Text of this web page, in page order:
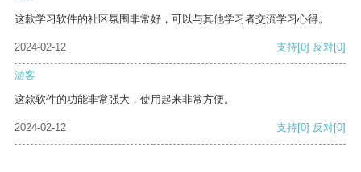
这款学习软件的社区氛围非常好，可以与其他学习者交流学习心得。
2024-02-12 支持[0] 反对[0]
游客
这款软件的功能非常强大，使用起来非常方便。
2024-02-12 支持[0] 反对[0]